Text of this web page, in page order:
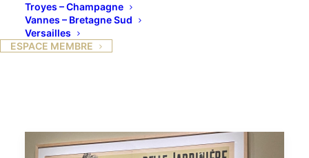
Troyes – Champagne
Vannes – Bretagne Sud
Versailles
ESPACE MEMBRE